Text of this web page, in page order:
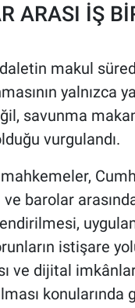
ARASI İŞ
makul
yalnızca
savunma
vurgulandı.
ve barolar
istişare
ve dijital
konularında